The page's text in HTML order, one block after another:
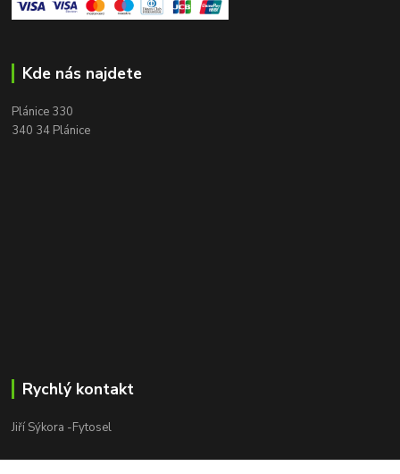
Kde nás najdete
Plánice 330
340 34 Plánice
Rychlý kontakt
Jiří Sýkora -Fytosel